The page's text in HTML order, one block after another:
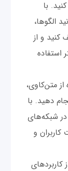
با
الگوها،
کنید و از
استفاده
متن‌کاوی،
دهید. با
شبکه‌های
کاربران و